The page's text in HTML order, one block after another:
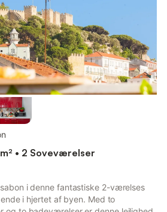
firs...
• 2 Soveværelser
i denne fantastiske 2-værelses
i hjertet af byen. Med to